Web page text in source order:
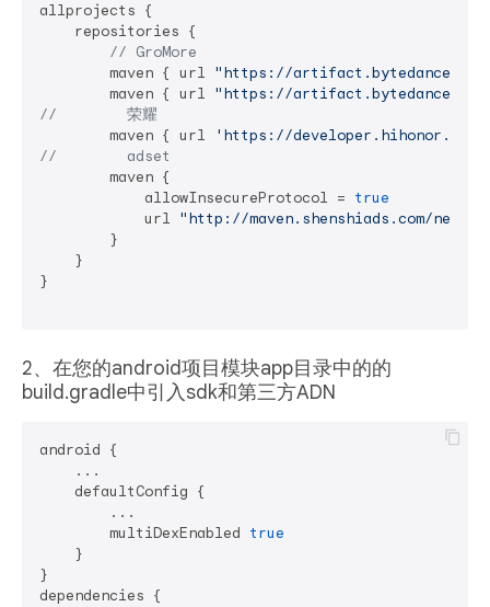
allprojects {
    repositories {
// GroMore
        maven { url
"https://
        maven { url
"https://
//        荣耀
        maven { url
'https://developer.hihonor.com/
//        adset
        maven {
            allowInsecureProtocol =
true
            url
"http://maven.shenshiads.com/
        }
    }
}
2、在您的android项目模块app目录中的的
build.gradle中引入sdk和第三方ADN
android {
    ...
    defaultConfig {
        ...
        multiDexEnabled
true
    }
}
dependencies {